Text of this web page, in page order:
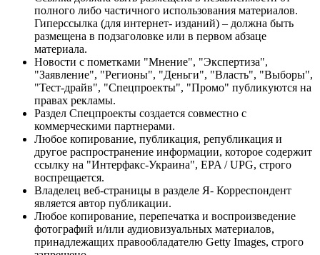
полного либо частичного использования материалов.
Гиперссылка (для интернет- изданий) – должна быть
размещена в подзаголовке или в первом абзаце
материала.
Новости с пометками "Мнение", "Экспертиза",
"Заявление", "Регионы", "Деньги", "Власть", "Выборы",
"Тест-драйв", "Спецпроекты", "Промо" публикуются на
правах рекламы.
Раздел Спецпроекты создается совместно с
коммерческими партнерами.
Любое копирование, публикация, републикация и
другое распространение информации, которое содержит
ссылку на "Интерфакс-Украина", EPA / UPG, строго
воспрещается.
Владелец веб-страницы в разделе Я- Корреспондент
является автор публикации.
Любое копирование, перепечатка и воспроизведение
фотографий и/или аудиовизуальных материалов,
принадлежащих правообладателю Getty Images, строго